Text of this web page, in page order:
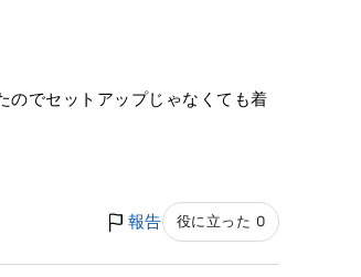
のでセットアップじゃなくても着
報告 役に立った 0